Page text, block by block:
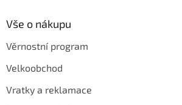
Vše o nákupu
Věrnostní program
Velkoobchod
Vratky a reklamace